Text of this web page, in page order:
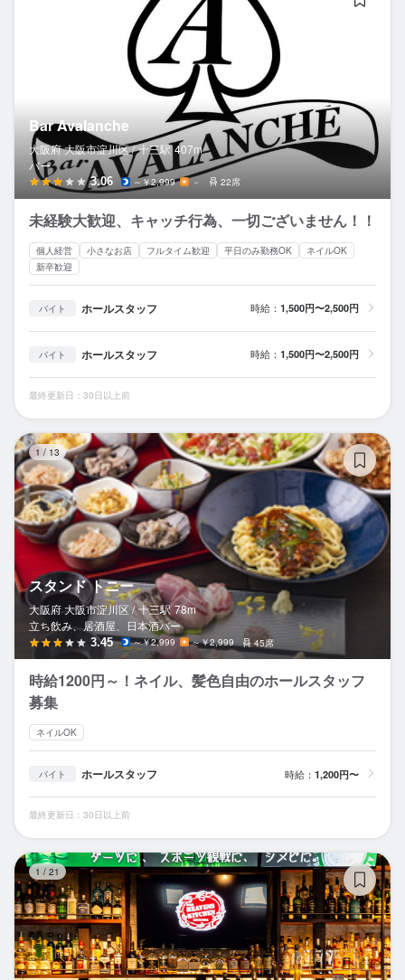
Bar Avalanche
大阪府 大阪市淀川区 / 十三駅 407m
バー
3.06 ～￥2,999 － 22席
未経験大歓迎、キャッチ行為、一切ございません！！
個人経営 小さなお店 フルタイム歓迎 平日のみ勤務OK
ネイルOK
新卒歓迎
バイト ホールスタッフ 時給： 1,500円〜2,500円
バイト ホールスタッフ 時給： 1,500円〜2,500円
最終更新日：30日以上前
1 / 13
スタンド トニー
大阪府 大阪市淀川区 / 十三駅 78m
立ち飲み、居酒屋、日本酒バー
3.45 ～￥2,999 ～￥2,999 45席
時給1200円～！ネイル、髪色自由のホールスタッフ
募集
ネイルOK
バイト ホールスタッフ 時給： 1,200円〜
最終更新日：30日以上前
1 / 21